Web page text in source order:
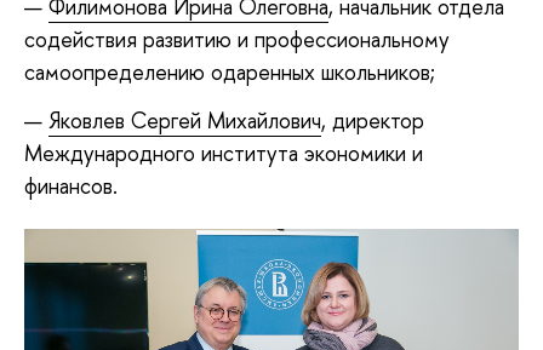
Филимонова Ирина Олеговна, начальник отдела
содействия развитию и профессиональному
самоопределению одаренных школьников;
Яковлев Сергей Михайлович, директор
Международного института экономики и
финансов.